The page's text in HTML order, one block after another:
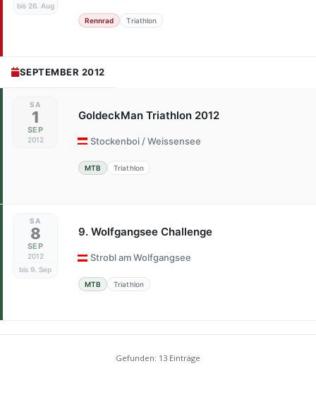
bis 26. Aug
Rennrad Triathlon
SEPTEMBER 2012
SA
1
SEP
2012
GoldeckMan Triathlon 2012
Stockenboi / Weissensee
MTB Triathlon
SA
8
SEP
2012
bis 9. Sep
9. Wolfgangsee Challenge
Strobl am Wolfgangsee
MTB Triathlon
Gefunden: 13 Einträge